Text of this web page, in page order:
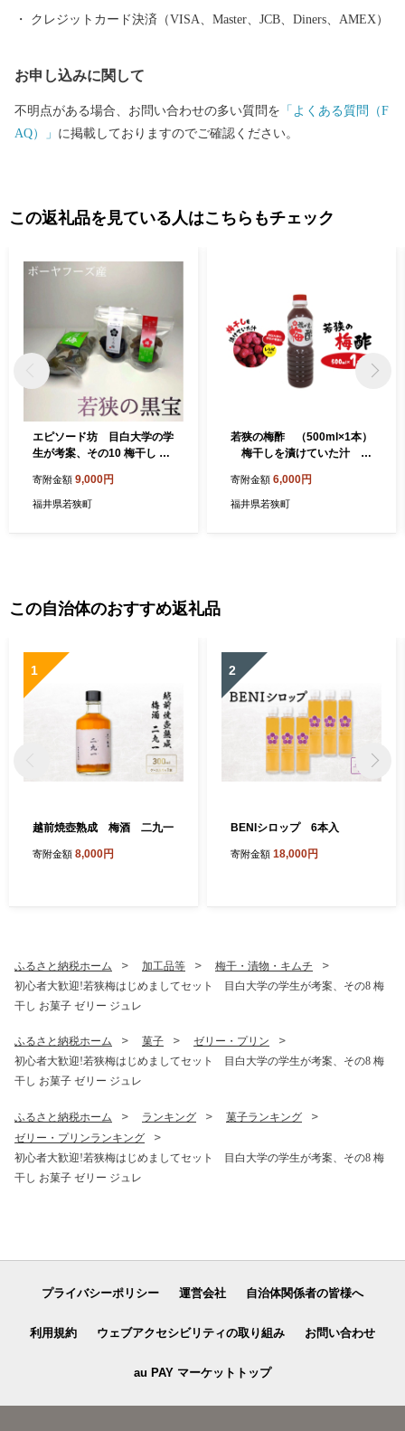
クレジットカード決済（VISA、Master、JCB、Diners、AMEX）
お申し込みに関して
不明点がある場合、お問い合わせの多い質問を 「よくある質問（F
AQ）」 に掲載しておりますのでご確認ください。
この返礼品を見ている人はこちらもチェック
エピソード坊 目白大学の学
生が考案、その10 梅干し 発
寄附金額 9,000円
福井県若狭町
若狭の梅酢 （500ml×1本）
梅干しを漬けていた汁 目
つき
寄附金額 6,000円
福井県若狭町
この自治体のおすすめ返礼品
1
越前焼壺熟成 梅酒 二九一
寄附金額 8,000円
2
BENIシロップ 6本入
寄附金額 18,000円
ふるさと納税ホーム 加工品等
梅干・漬物・キムチ
初心者大歓迎!若狭梅はじめましてセット 目白大学の学生が考案、その8 梅
干し お菓子 ゼリー ジュレ
ふるさと納税ホーム 菓子
ゼリー・プリン
初心者大歓迎!若狭梅はじめましてセット 目白大学の学生が考案、その8 梅
干し お菓子 ゼリー ジュレ
ふるさと納税ホーム ランキング
菓子ランキング
ゼリー・プリンランキング
初心者大歓迎!若狭梅はじめましてセット 目白大学の学生が考案、その8 梅
干し お菓子 ゼリー ジュレ
プライバシーポリシー 運営会社 自治体関係者の皆様へ
利用規約 ウェブアクセシビリティの取り組み お問い合わせ
au PAY マーケットトップ